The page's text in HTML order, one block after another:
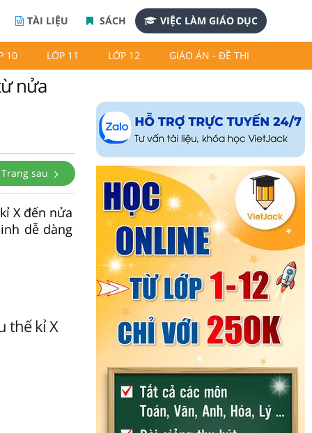
TÀI LIỆU SÁCH VIỆC LÀM GIÁO DỤC
10 LỚP 11 LỚP 12 GIÁO ÁN - ĐỀ THI
nửa
Trang sau
X đến nửa
dễ dàng
thế kỉ X